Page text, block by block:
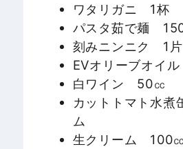
ワタリガニ 1杯
パスタ茹で麺
刻みニンニク 1片
EVオリーブオイ
白ワイン 50㏄
カットトマト水
ム
生クリーム 100㏄